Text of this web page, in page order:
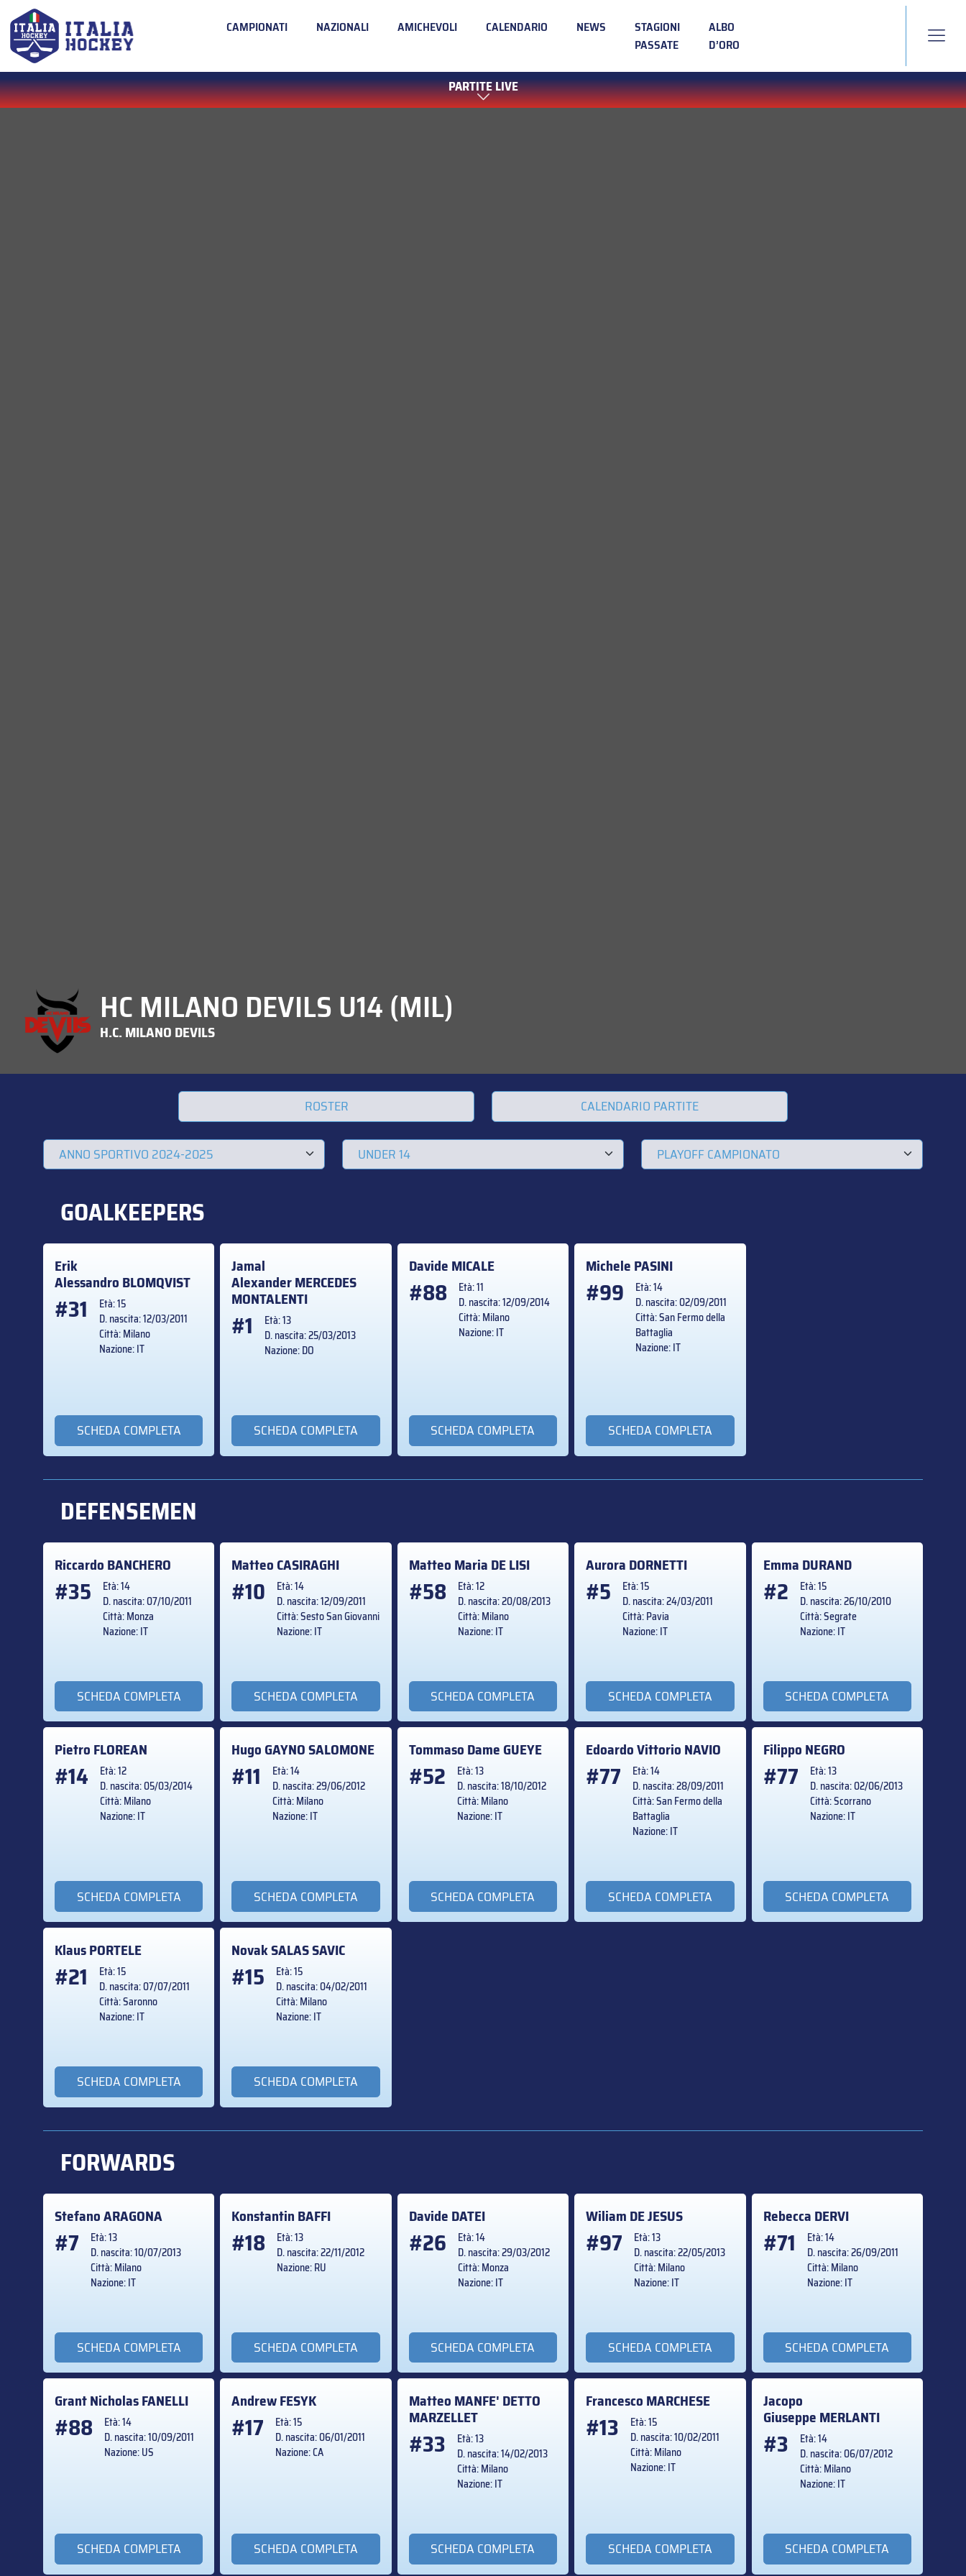
CAMPIONATI NAZIONALI AMICHEVOLI CALENDARIO NEWS
STAGIONI
PASSATE
ALBO
D’ORO
PARTITE LIVE
HC MILANO DEVILS U14 (MIL)
H.C. MILANO DEVILS
ROSTER CALENDARIO PARTITE
GOALKEEPERS
Erik
Alessandro BLOMQVIST
#31
Età: 15
D. nascita: 12/03/2011
Città: Milano
Nazione: IT
SCHEDA COMPLETA
Jamal
AlexanderMERCEDES
MONTALENTI
#1
Età: 13
D. nascita: 25/03/2013
Nazione: DO
SCHEDA COMPLETA
Davide MICALE
#88
Età: 11
D. nascita: 12/09/2014
Città: Milano
Nazione: IT
SCHEDA COMPLETA
Michele PASINI
#99
Età: 14
D. nascita: 02/09/2011
Città: San Fermo della
Battaglia
Nazione: IT
SCHEDA COMPLETA
DEFENSEMEN
Riccardo BANCHERO
#35
Età: 14
D. nascita: 07/10/2011
Città: Monza
Nazione: IT
SCHEDA COMPLETA
MatteoCASIRAGHI
#10
Età: 14
D. nascita: 12/09/2011
Città: Sesto San Giovanni
Nazione: IT
SCHEDA COMPLETA
Matteo Maria DE LISI
#58
Età: 12
D. nascita: 20/08/2013
Città: Milano
Nazione: IT
SCHEDA COMPLETA
Aurora DORNETTI
#5
Età: 15
D. nascita: 24/03/2011
Città: Pavia
Nazione: IT
SCHEDA COMPLETA
Emma DURAND
#2
Età: 15
D. nascita: 26/10/2010
Città: Segrate
Nazione: IT
SCHEDA COMPLETA
Pietro FLOREAN
#14
Età: 12
D. nascita: 05/03/2014
Città: Milano
Nazione: IT
SCHEDA COMPLETA
Hugo GAYNO SALOMONE
#11
Età: 14
D. nascita: 29/06/2012
Città: Milano
Nazione: IT
SCHEDA COMPLETA
Tommaso Dame GUEYE
#52
Età: 13
D. nascita: 18/10/2012
Città: Milano
Nazione: IT
SCHEDA COMPLETA
Edoardo Vittorio NAVIO
#77
Età: 14
D. nascita: 28/09/2011
Città: San Fermo della
Battaglia
Nazione: IT
SCHEDA COMPLETA
Filippo NEGRO
#77
Età: 13
D. nascita: 02/06/2013
Città: Scorrano
Nazione: IT
SCHEDA COMPLETA
KlausPORTELE
#21
Età: 15
D. nascita: 07/07/2011
Città: Saronno
Nazione: IT
SCHEDA COMPLETA
NovakSALAS SAVIC
#15
Età: 15
D. nascita: 04/02/2011
Città: Milano
Nazione: IT
SCHEDA COMPLETA
FORWARDS
StefanoARAGONA
#7
Età: 13
D. nascita: 10/07/2013
Città: Milano
Nazione: IT
SCHEDA COMPLETA
Konstantin BAFFI
#18
Età: 13
D. nascita: 22/11/2012
Nazione: RU
SCHEDA COMPLETA
Davide DATEI
#26
Età: 14
D. nascita: 29/03/2012
Città: Monza
Nazione: IT
SCHEDA COMPLETA
Wiliam DE JESUS
#97
Età: 13
D. nascita: 22/05/2013
Città: Milano
Nazione: IT
SCHEDA COMPLETA
Rebecca DERVI
#71
Età: 14
D. nascita: 26/09/2011
Città: Milano
Nazione: IT
SCHEDA COMPLETA
Grant NicholasFANELLI
#88
Età: 14
D. nascita: 10/09/2011
Nazione: US
SCHEDA COMPLETA
AndrewFESYK
#17
Età: 15
D. nascita: 06/01/2011
Nazione: CA
SCHEDA COMPLETA
Matteo MANFE' DETTO
MARZELLET
#33
Età: 13
D. nascita: 14/02/2013
Città: Milano
Nazione: IT
SCHEDA COMPLETA
Francesco MARCHESE
#13
Età: 15
D. nascita: 10/02/2011
Città: Milano
Nazione: IT
SCHEDA COMPLETA
Jacopo
Giuseppe MERLANTI
#3
Età: 14
D. nascita: 06/07/2012
Città: Milano
Nazione: IT
SCHEDA COMPLETA